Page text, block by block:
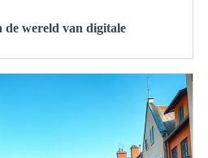
de wereld van digitale